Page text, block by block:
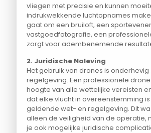
vliegen met precisie en kunnen
indrukwekkende luchtopnames
gaat om een bruiloft, een
vastgoedfotografie, een
zorgt voor adembenemende
2. Juridische Naleving
Het gebruik van drones is onderhevig
regelgeving. Een professionele
hoogte van alle wettelijke vereisten
dat elke vlucht in overeenstemming
geldende wet- en regelgeving. Dit
alleen de veiligheid van de operatie,
je ook mogelijke juridische